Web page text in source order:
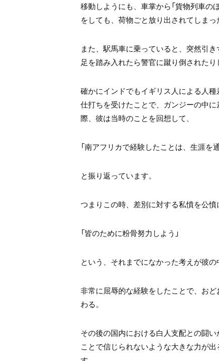
移動しようにも、車掌から「貨物列車の
をしても、荷物ごと放り出されてしまっ
また、駅馬車に乗っていると、突然引
足を踏み入れたら警官に蹴り倒された
確かにインドでもイギリス人による人
仕打ちを受けたことで、ガンジーの中
際、彼は当時のことを回想して、
「南アフリカで経験したことは、生涯を
と振り返っています。
つまりこの時、差別に対する私憤を公憤
「皆のために粉骨努力しよう」
という、それまでになかった考えが彼の
非常に屈辱的な経験をしたことで、お
わる。
その後の国内における白人支配との闘
ことで信じられないような大きな力が